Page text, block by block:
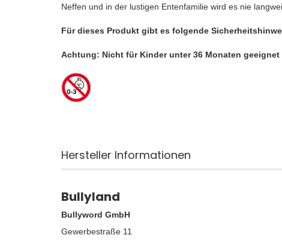
Neffen und in der lustigen Entenfamilie wird es nie
Für dieses Produkt gibt es folgende
Achtung: Nicht für Kinder unter 36 Monaten geeignet
Hersteller Informationen
Bullyland
Bullyword GmbH
Gewerbestraße 11